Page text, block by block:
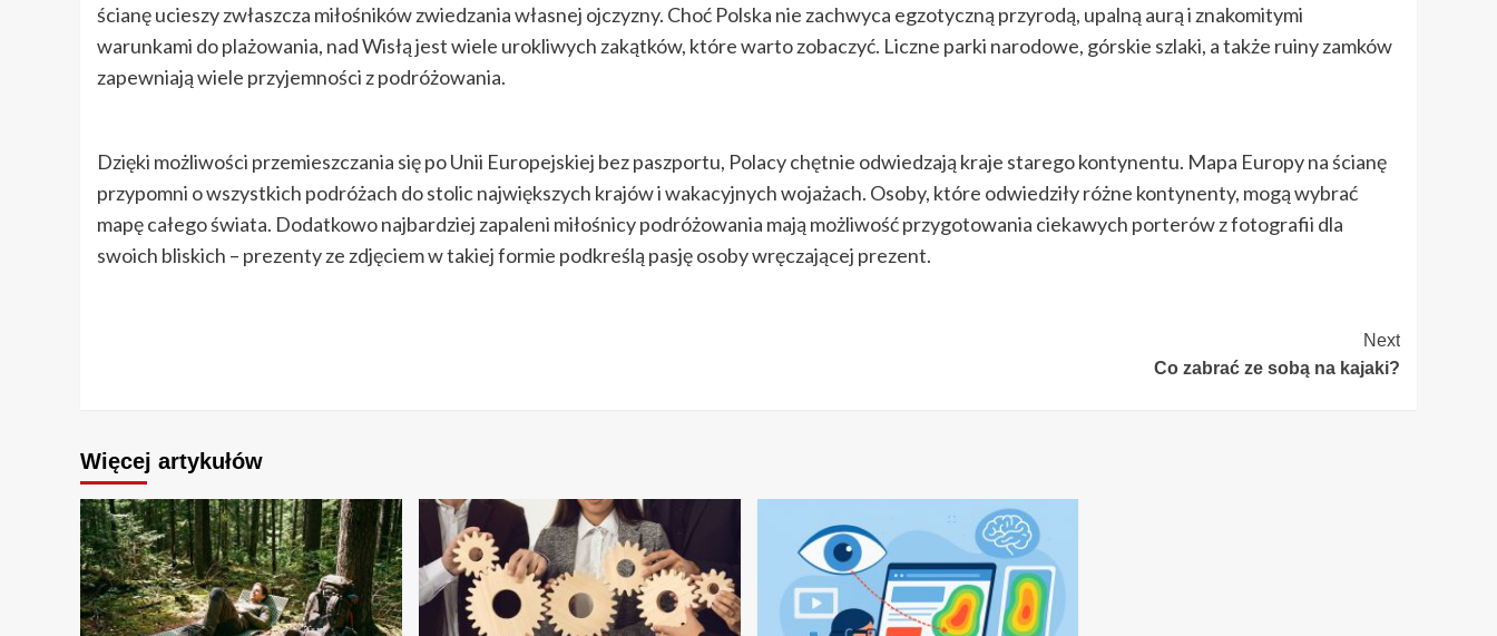
ścianę ucieszy zwłaszcza miłośników zwiedzania własnej ojczyzny. Choć Polska nie zachwyca egzotyczną przyrodą, upalną aurą i znakomitymi
warunkami do plażowania, nad Wisłą jest wiele urokliwych zakątków, które warto zobaczyć. Liczne parki narodowe, górskie szlaki, a także ruiny zamków
zapewniają wiele przyjemności z podróżowania.
Dzięki możliwości przemieszczania się po Unii Europejskiej bez paszportu, Polacy chętnie odwiedzają kraje starego kontynentu. Mapa Europy na ścianę
przypomni o wszystkich podróżach do stolic największych krajów i wakacyjnych wojażach. Osoby, które odwiedziły różne kontynenty, mogą wybrać
mapę całego świata. Dodatkowo najbardziej zapaleni miłośnicy podróżowania mają możliwość przygotowania ciekawych porterów z fotografii dla
swoich bliskich – prezenty ze zdjęciem w takiej formie podkreślą pasję osoby wręczającej prezent.
Next
Co zabrać ze sobą na kajaki?
Więcej artykułów